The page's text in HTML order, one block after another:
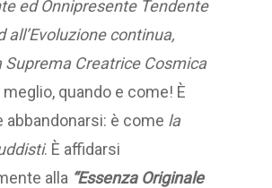
ed Onnipresente Tendente
all’Evoluzione continua,
Suprema Creatrice Cosmica
meglio, quando e come! È
abbandonarsi: è come la
. È affidarsi
alla “Essenza Originale